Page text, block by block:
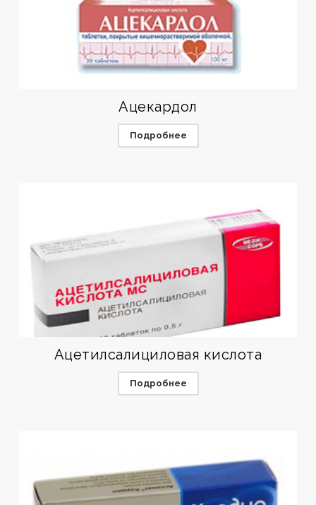
Ацекардол
Подробнее
Ацетилсалициловая кислота
Подробнее